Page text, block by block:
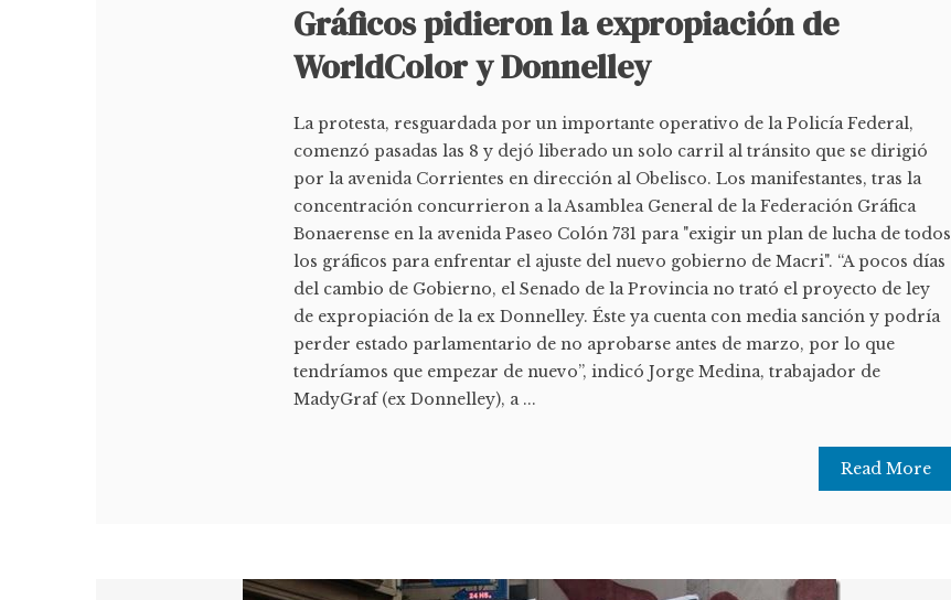
Gráficos pidieron la expropiación de
WorldColor y Donnelley
La protesta, resguardada por un importante operativo de la Policía Federal,
comenzó pasadas las 8 y dejó liberado un solo carril al tránsito que se dirigió
por la avenida Corrientes en dirección al Obelisco. Los manifestantes, tras la
concentración concurrieron a la Asamblea General de la Federación Gráfica
Bonaerense en la avenida Paseo Colón 731 para "exigir un plan de lucha de todos
los gráficos para enfrentar el ajuste del nuevo gobierno de Macri". “A pocos días
del cambio de Gobierno, el Senado de la Provincia no trató el proyecto de ley
de expropiación de la ex Donnelley. Éste ya cuenta con media sanción y podría
perder estado parlamentario de no aprobarse antes de marzo, por lo que
tendríamos que empezar de nuevo”, indicó Jorge Medina, trabajador de
MadyGraf (ex Donnelley), a ...
Read More